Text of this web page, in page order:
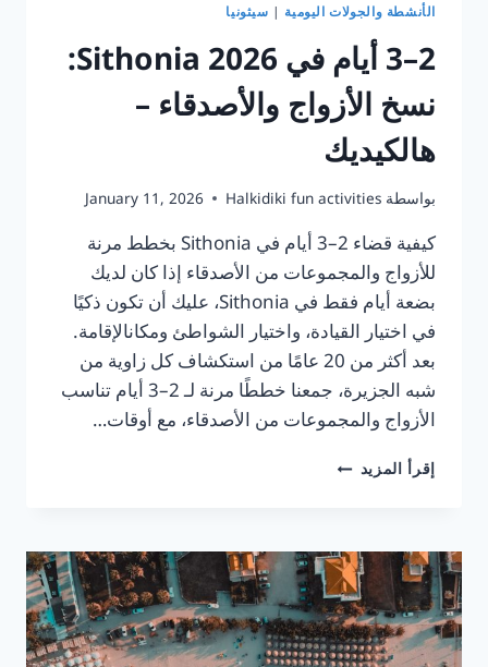
الأنشطة والجولات اليومية | سيثونيا
2–3 أيام في Sithonia 2026:
نسخ الأزواج والأصدقاء –
هالكيديك
بواسطة Halkidiki fun activities
January 11, 2026
كيفية قضاء 2–3 أيام في Sithonia بخطط مرنة
للأزواج والمجموعات من الأصدقاء إذا كان لديك
بضعة أيام فقط في Sithonia، عليك أن تكون ذكيًا
في اختيار القيادة، واختيار الشواطئ ومكانالإقامة.
بعد أكثر من 20 عامًا من استكشاف كل زاوية من
شبه الجزيرة، جمعنا خططًا مرنة لـ 2–3 أيام تناسب
الأزواج والمجموعات من الأصدقاء، مع أوقات…
إقرأ المزيد 2–
SITHONIA
2026:
نسخ
الأزواج
والأصدقاء